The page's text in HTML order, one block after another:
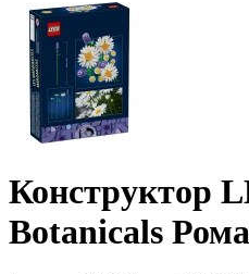
Конструктор
Botanicals